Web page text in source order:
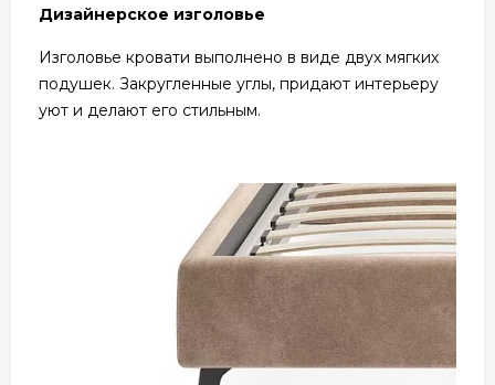
Дизайнерское изголовье
Изголовье кровати выполнено в виде двух мягких
подушек. Закругленные углы, придают интерьеру
уют и делают его стильным.